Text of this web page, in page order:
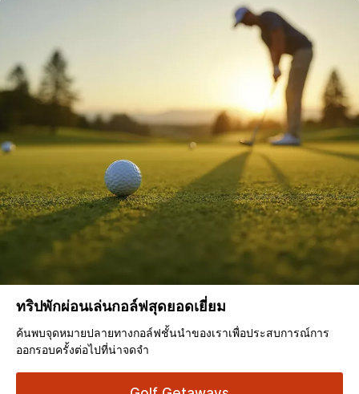
ทริปพักผ่อนเล่นกอล์ฟสุดยอดเยี่ยม
ค้นพบจุดหมายปลายทางกอล์ฟชั้นนำของเราเพื่อประสบการณ์การ
ออกรอบครั้งต่อไปที่น่าจดจำ